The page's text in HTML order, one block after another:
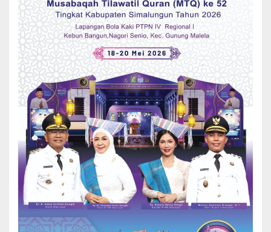
webinar Kampanye Protein Lokal 4 November 2021 mendatang.